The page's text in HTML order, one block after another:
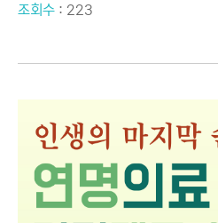
조회수 : 223